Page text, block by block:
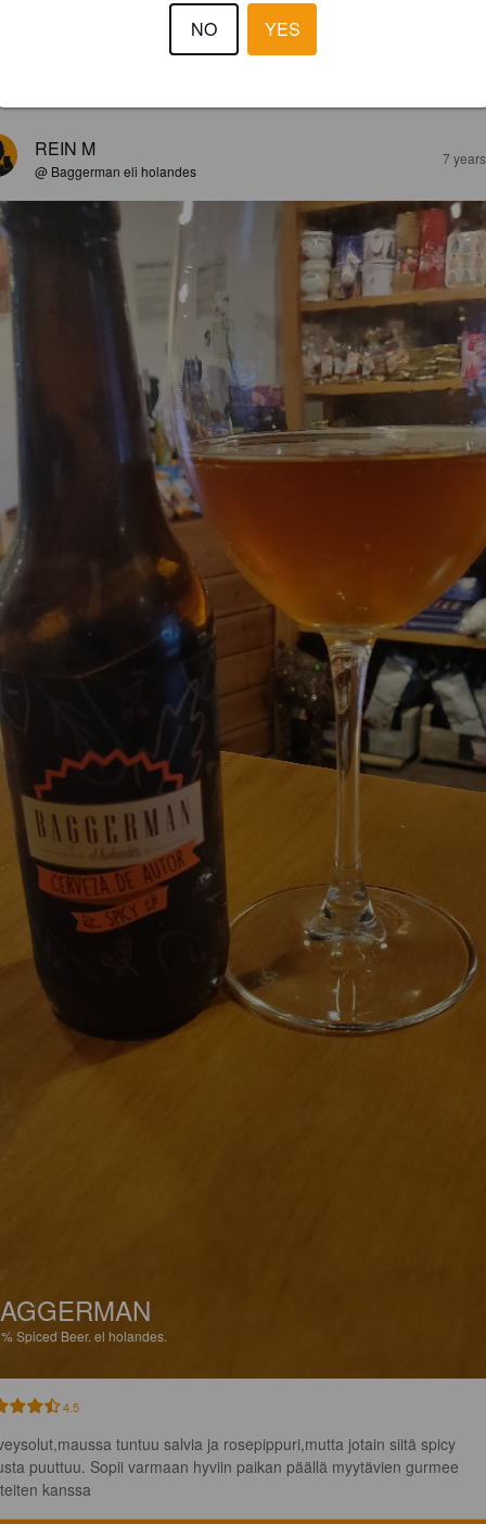
REIN M
@ Baggerman eli holandes
7
Spiced Beer. el holandes.
4.5
tuntuu salvia ja rosepippuri,mutta jotain siitä spicy
puuttuu. Sopii varmaan hyviin paikan päällä myytävien gurmee
kanssa
NO YES